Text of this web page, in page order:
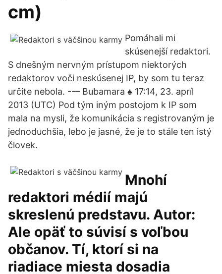
cm)
Pomáhali mi
skúsenejší redaktori.
S dnešným nervným prístupom niektorých
redaktorov voči neskúsenej IP, by som tu teraz
určite nebola. --– Bubamara ♠ 17:14, 23. apríl
2013 (UTC) Pod tým iným postojom k IP som
mala na mysli, že komunikácia s registrovaným je
jednoduchšia, lebo je jasné, že je to stále ten istý
človek.
Mnohí
redaktori médií majú
skreslenú predstavu. Autor:
Ale opäť to súvisí s voľbou
občanov. Tí, ktorí si na
riadiace miesta dosadia